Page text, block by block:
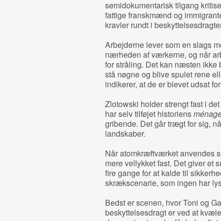
semidokumentarisk tilgang
fattige franskmænd og
kravler rundt i
Arbejderne lever som en slags
nærheden af værkerne, og når
for stråling. Det kan næsten ikke
stå nøgne og blive spulet rene
indikerer, at de er blevet udsat
Zlotowski holder strengt fast i
har selv tilføjet historiens
gribende. Det går trægt for sig,
landskaber.
Når atomkræftværket anvendes
mere vellykket fast. Det giver et
fire gange for at kalde til
skrækscenarie, som ingen har
Bedst er scenen, hvor Toni og
beskyttelsesdragt er ved at